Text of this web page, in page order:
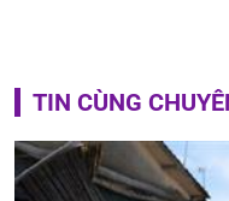
TIN CÙNG